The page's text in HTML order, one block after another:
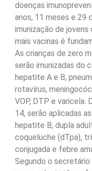
doenças
anos, 11 meses e 29
imunização de jovens
mais vacinas é
As crianças de zero
serão imunizadas do
hepatite A e B,
rotavírus,
VOP, DTP e varicela.
14, serão aplicadas
hepatite B, dupla
coqueluche (dTpa),
conjugada e febre
Segundo o